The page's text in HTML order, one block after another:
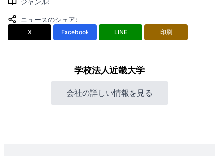
ジャンル:
ニュースのシェア:
X Facebook LINE 印刷
学校法人近畿大学
会社の詳しい情報を見る